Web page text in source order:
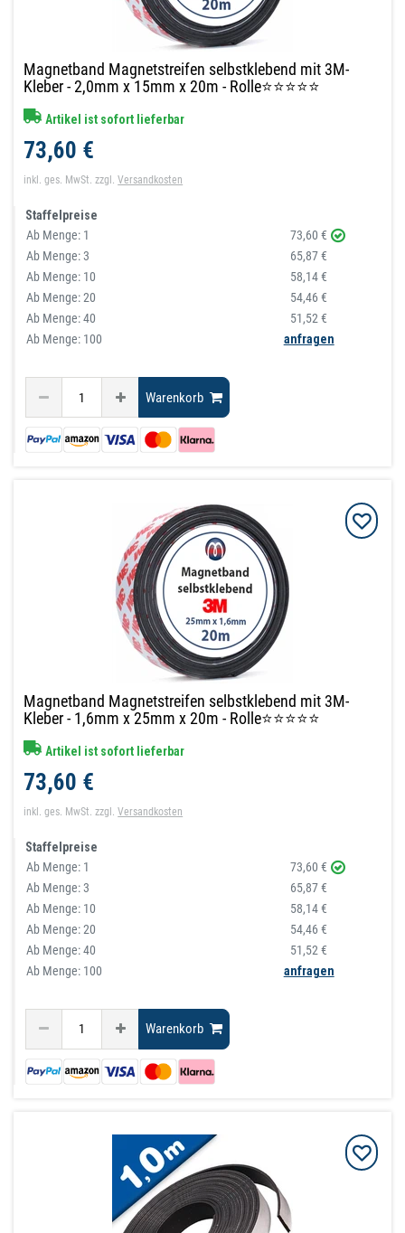
Magnetband Magnetstreifen selbstklebend mit 3M-
Kleber - 2,0mm x 15mm x 20m - Rolle⭐⭐⭐⭐⭐
Artikel ist sofort lieferbar
73,60 €
inkl. ges. MwSt. zzgl.Versandkosten
Staffelpreise
Ab Menge: 1
73,60 €
Ab Menge:3
65,87 €
Ab Menge: 10
58,14 €
Ab Menge:20
54,46 €
Ab Menge:40
51,52 €
Ab Menge: 100
anfragen
Warenkorb
Magnetband Magnetstreifen selbstklebend mit 3M-
Kleber - 1,6mm x 25mm x 20m - Rolle⭐⭐⭐⭐⭐
Artikel ist sofort lieferbar
73,60 €
inkl. ges. MwSt. zzgl.Versandkosten
Staffelpreise
Ab Menge: 1
73,60 €
Ab Menge:3
65,87 €
Ab Menge: 10
58,14 €
Ab Menge:20
54,46 €
Ab Menge:40
51,52 €
Ab Menge: 100
anfragen
Warenkorb